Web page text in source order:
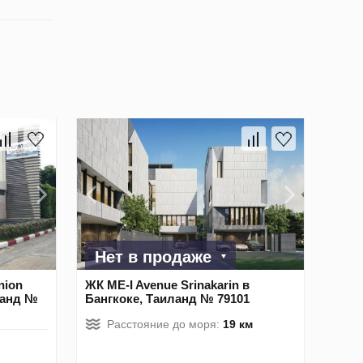
№
Нет в продаже
ЖК ME-I Avenue Srinakarin в
Бангкоке, Таиланд № 79101
Расстояние до моря: 19 км